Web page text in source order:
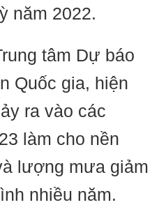
năm 2022.
tâm Dự báo
Quốc gia, hiện
ra vào các
làm cho nền
lượng mưa giảm
nhiều năm.